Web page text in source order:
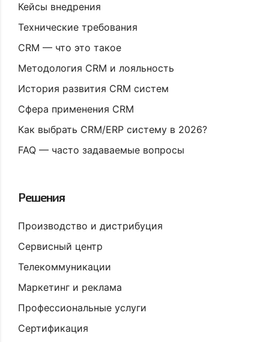
Кейсы внедрения
Технические требования
CRM — что это такое
Методология CRM и лояльность
История развития CRM систем
Сфера применения CRM
Как выбрать CRM/ERP систему в 2026?
FAQ — часто задаваемые вопросы
Решения
Производство и дистрибуция
Сервисный центр
Телекоммуникации
Маркетинг и реклама
Профессиональные услуги
Сертификация